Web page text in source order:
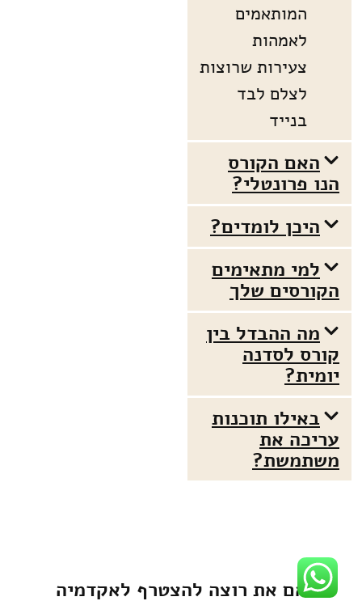
המותאמים
לאמהות
צעירות שרוצות
לצלם לבד
בנייד
האם הקורס
הנו פרונטלי?
היכן לומדים?
למי מתאימים
הקורסים שלך
מה ההבדל בין
קורס לסדנה
יומית?
באילו תוכנות
עריכה את
משתמשת?
אם את רוצה להצטרף לאקדמיה